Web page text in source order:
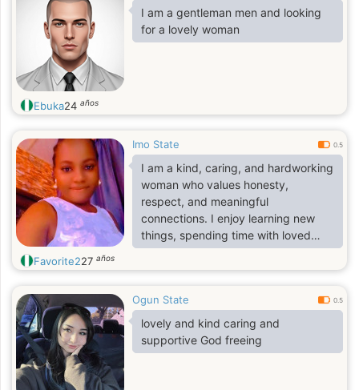
I am a gentleman men and looking
for a lovely woman
Ebuka24 años
Imo State 0.5
I am a kind, caring, and hardworking
woman who values honesty,
respect, and meaningful
connections. I enjoy learning new
things, spending time with loved
ones, and building a positive future.
I believe that trust, communication,
strong relationship. I am looking for
someone who is genuine,
supportive, and ready to grow
together through life's adventures
Favorite227 años
Ogun State 0.5
lovely and kind caring and
supportive God freeing